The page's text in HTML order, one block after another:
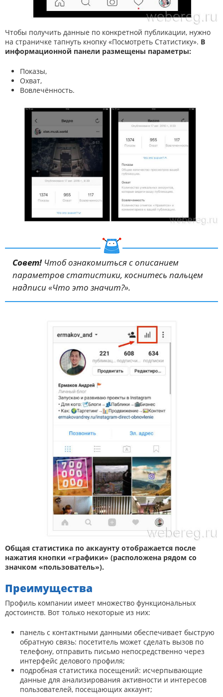
Чтобы получить данные по конкретной публикации, нужно
на страничке тапнуть кнопку «Посмотреть Статистику». В
информационной панели размещены параметры:
Показы,
Охват,
Вовлечённость.
Совет!Чтоб ознакомиться с описанием
параметров статистики, коснитесь пальцем
надписи «Что это значит?».
Общая статистика по аккаунту отображается после
нажатия кнопки «графики» (расположена рядом со
значком «пользователь»).
Преимущества
Профиль компании имеет множество функциональных
достоинств. Вот только некоторые из них:
панель с контактными данными обеспечивает быструю
обратную связь: посетитель может сделать вызов по
телефону, отправить письмо непосредственно через
интерфейс делового профиля;
подробная статистика посещений: исчерпывающие
данные для анализирования активности и интересов
пользователей, посещающих аккаунт;